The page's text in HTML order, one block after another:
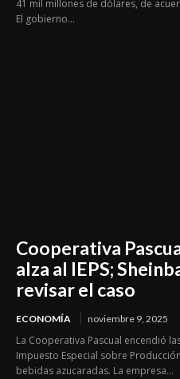
41 mil millones de dólares, de
El gobierno...
Cooperativa
alza al IEPS;
revisar el caso
ECONOMÍA noviembre 9, 2025
La Cooperativa Pascual encendió
Impuesto Especial sobre
bebidas azucaradas. La empresa...